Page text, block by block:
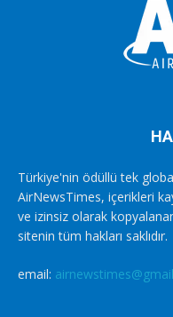
Türkiye'nin ödüllü tek
AirNewsTimes, içerikleri
ve izinsiz olarak
sitenin tüm hakları saklıdır.
email: